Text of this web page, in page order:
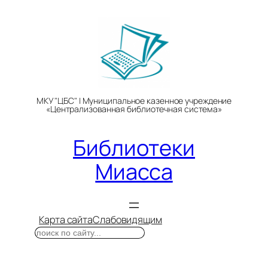
МКУ "ЦБС" | Муниципальное казенное учреждение
«Централизованная библиотечная система»
Библиотеки
Миасса
Карта сайтаСлабовидящим
Поиск